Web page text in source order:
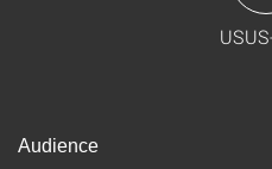
Audience